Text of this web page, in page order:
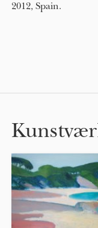
2012, Spain.